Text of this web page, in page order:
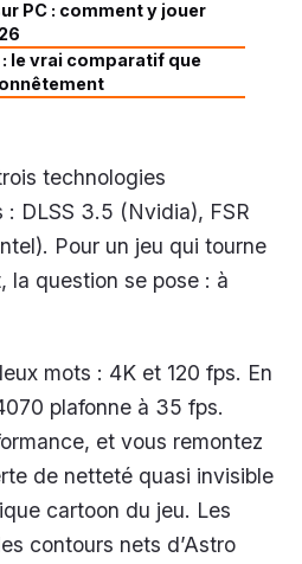
PC : comment y jouer
: le vrai comparatif que
technologies
: DLSS 3.5 (Nvidia), FSR
Pour un jeu qui tourne
la question se pose : à
mots : 4K et 120 fps. En
plafonne à 35 fps.
et vous remontez
de netteté quasi invisible
cartoon du jeu. Les
contours nets d’Astro